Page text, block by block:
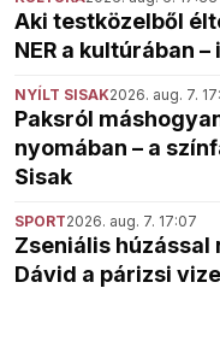
Aki testközelből
NER a kultúrában
NYÍLT SISAK2026. aug. 7.
Paksról
nyomában – a
Sisak
SPORT2026. aug. 7. 17:07
Zseniális
Dávid a párizsi